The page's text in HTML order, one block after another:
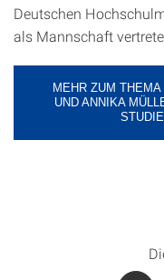
Deutschen
als Mannschaft
MEHR ZUM
UND ANNIKA